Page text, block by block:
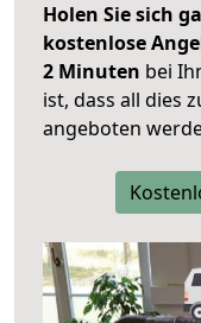
Holen Sie sich
kostenlose
2 Minuten bei
ist, dass all dies
angeboten